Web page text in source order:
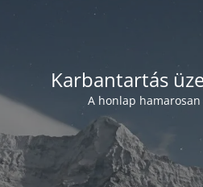
Karbantartás
A honlap